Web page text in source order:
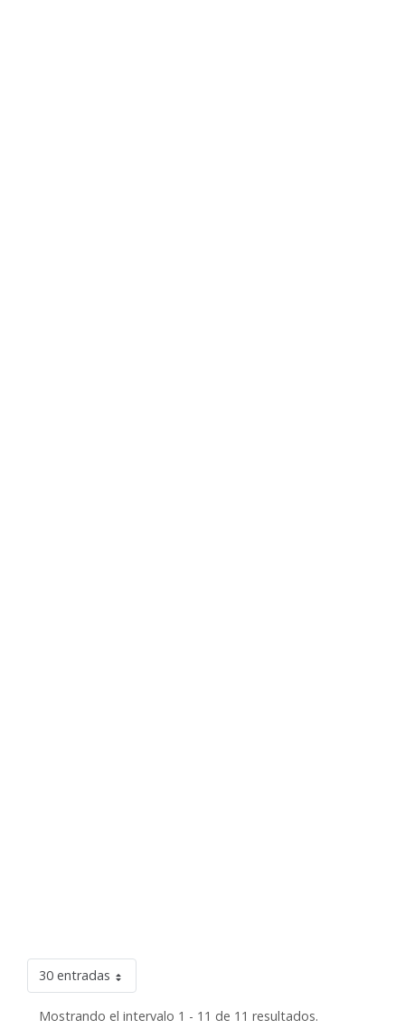
30 entradas
Mostrando el intervalo 1 - 11 de 11 resultados.